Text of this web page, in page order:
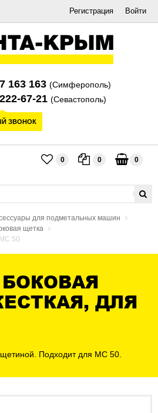
Регистрация Войти
7 163 163 (Симферополь)
222-67-21 (Севастополь)
ЗВОНОК
0 0 0
для подметальных машин
щетка
50
БОКОВАЯ
ДЛЯ
Подходит для MC 50.